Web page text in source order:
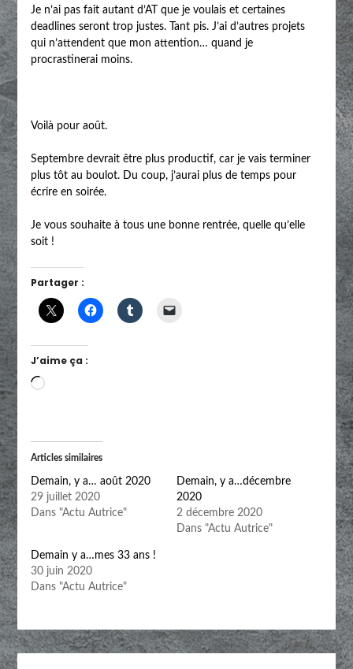
Je n’ai pas fait autant d’AT que je voulais et certaines
deadlines seront trop justes. Tant pis. J’ai d’autres projets
qui n’attendent que mon attention… quand je
procrastinerai moins.
Voilà pour août.
Septembre devrait être plus productif, car je vais terminer
plus tôt au boulot. Du coup, j’aurai plus de temps pour
écrire en soirée.
Je vous souhaite à tous une bonne rentrée, quelle qu’elle
soit !
Partager :
J’aime ça :
Chargement…
Articles similaires
Demain, y a… août 2020
29 juillet 2020
Dans "Actu Autrice"
Demain, y a…décembre
2020
2 décembre 2020
Dans "Actu Autrice"
Demain y a…mes 33 ans !
30 juin 2020
Dans "Actu Autrice"